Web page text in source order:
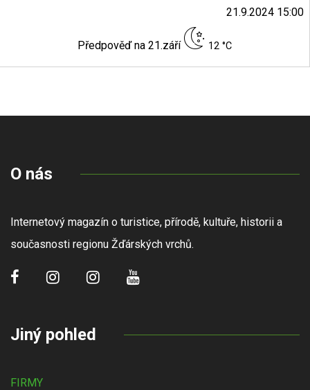
21.9.2024 15:00
Předpověď na 21.září 12 °C
O nás
Internetový magazín o turistice, přírodě, kultuře, historii a
současnosti regionu Žďárských vrchů.
Jiný pohled
FIRMY